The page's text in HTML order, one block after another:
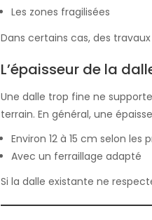
Les zones fragilisées
Dans certains cas, des
L’épaisseur de la
Une dalle trop fine ne
terrain. En général, une
Environ 12 à 15 cm selon les
Avec un ferraillage adapté
Si la dalle existante ne